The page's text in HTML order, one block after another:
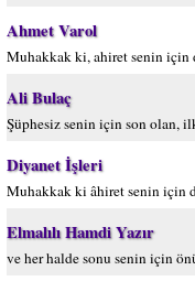
Ahmet Varol
Muhakkak ki, ahiret senin için
Ali Bulaç
Şüphesiz senin için son olan,
Diyanet İşleri
Muhakkak ki âhiret senin için
Elmalılı Hamdi Yazır
ve her halde sonu senin için